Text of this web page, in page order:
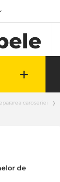
+
caroseriei
de